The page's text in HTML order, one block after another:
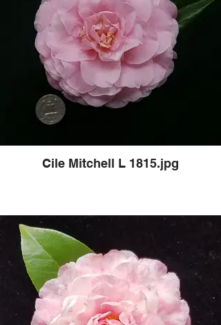
Cile Mitchell L 1815.jpg